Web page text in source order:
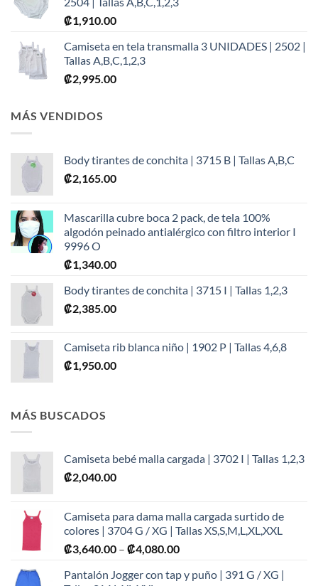
₡1,910.00
Camiseta en tela transmalla 3 UNIDADES | 2502 |
Tallas A,B,C,1,2,3
₡2,995.00
MÁS VENDIDOS
Body tirantes de conchita | 3715 B | Tallas A,B,C
₡2,165.00
Mascarilla cubre boca 2 pack, de tela 100%
algodón peinado antialérgico con filtro interior I
9996 O
₡1,340.00
Body tirantes de conchita | 3715 I | Tallas 1,2,3
₡2,385.00
Camiseta rib blanca niño | 1902 P | Tallas 4,6,8
₡1,950.00
MÁS BUSCADOS
Camiseta bebé malla cargada | 3702 I | Tallas 1,2,3
₡2,040.00
Camiseta para dama malla cargada surtido de
colores | 3704 G / XG | Tallas XS,S,M,L,XL,XXL
₡3,640.00 – ₡4,080.00Price
₡3,640.00
Pantalón Jogger con tap y puño | 391 G / XG |